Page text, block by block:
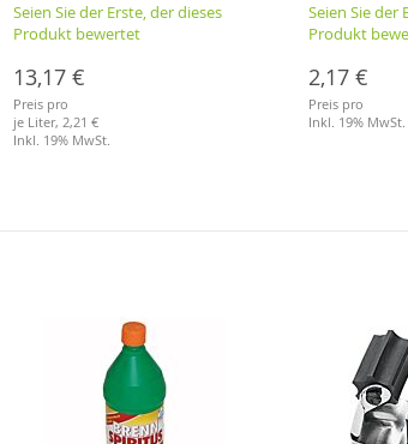
Seien Sie der Erste, der dieses
Produkt bewertet
13,17 €
Preis pro
je Liter, 2,21 €
Inkl. 19% MwSt.
Seien Sie der
Produkt
2,17 €
Preis pro
Inkl. 19% MwSt.